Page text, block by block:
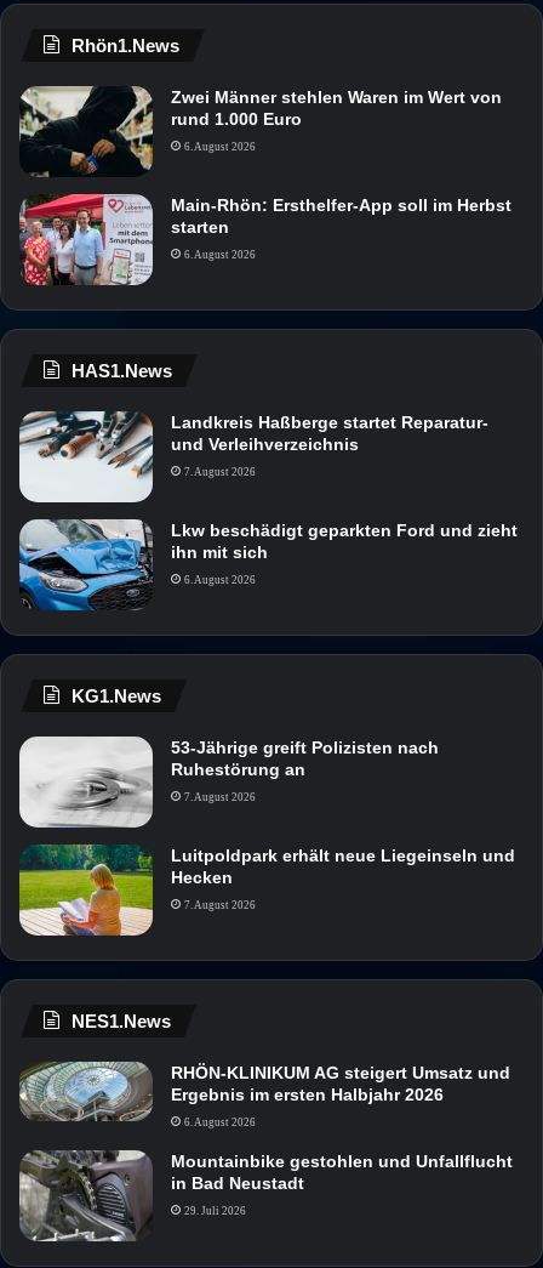
Rhön1.News
Zwei Männer stehlen Waren im Wert von
rund 1.000 Euro
6. August 2026
Main-Rhön: Ersthelfer-App soll im Herbst
starten
6. August 2026
HAS1.News
Landkreis Haßberge startet Reparatur-
und Verleihverzeichnis
7. August 2026
Lkw beschädigt geparkten Ford und zieht
ihn mit sich
6. August 2026
KG1.News
53-Jährige greift Polizisten nach
Ruhestörung an
7. August 2026
Luitpoldpark erhält neue Liegeinseln und
Hecken
7. August 2026
NES1.News
RHÖN-KLINIKUM AG steigert Umsatz und
Ergebnis im ersten Halbjahr 2026
6. August 2026
Mountainbike gestohlen und Unfallflucht
in Bad Neustadt
29. Juli 2026